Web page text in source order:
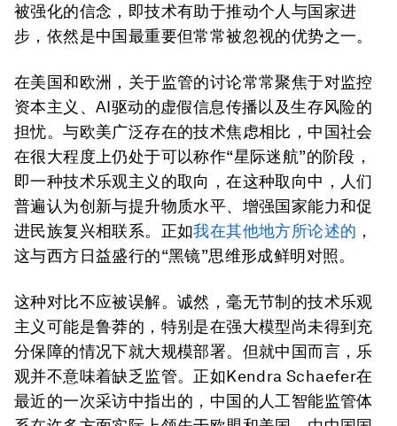
被强化的信念，即技术有助于推动个人与国家进
步，依然是中国最重要但常常被忽视的优势之一。
在美国和欧洲，关于监管的讨论常常聚焦于对监控
资本主义、AI驱动的虚假信息传播以及生存风险的
担忧。与欧美广泛存在的技术焦虑相比，中国社会
在很大程度上仍处于可以称作“星际迷航”的阶段，
即一种技术乐观主义的取向，在这种取向中，人们
普遍认为创新与提升物质水平、增强国家能力和促
进民族复兴相联系。正如我在其他地方所论述的 ，
这与西方日益盛行的“黑镜”思维形成鲜明对照。
这种对比不应被误解。诚然，毫无节制的技术乐观
主义可能是鲁莽的，特别是在强大模型尚未得到充
分保障的情况下就大规模部署。但就中国而言，乐
观并不意味着缺乏监管。正如Kendra Schaefer在
最近的一次采访中指出的，中国的人工智能监管体